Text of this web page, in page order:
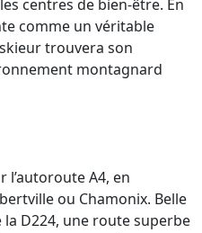
centres de bien-être. En
comme un véritable
trouvera son
montagnard
l’autoroute A4, en
ou Chamonix. Belle
D224, une route superbe